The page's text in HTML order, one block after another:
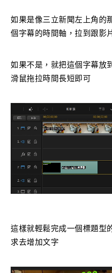
如果是像三立新聞左上角的
個字幕的時間軸，拉到跟影
如果不是，就把這個字幕放
滑鼠拖拉時間長短即可
這樣就輕鬆完成一個標題型
求去增加文字